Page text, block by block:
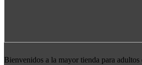
Bienvenidos a la mayor tienda para